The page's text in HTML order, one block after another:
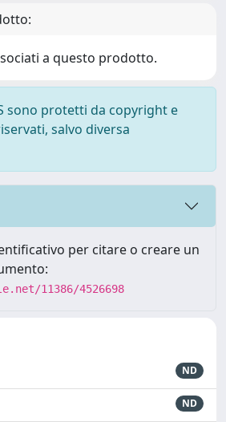
a questo prodotto.
sono protetti da copyright e
salvo diversa
per citare o creare un
11386/4526698
ND
ND